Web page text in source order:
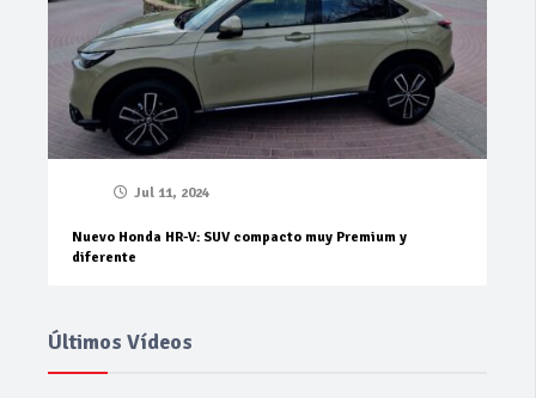
Jul 11, 2024
Nuevo Honda HR-V: SUV compacto muy Premium y
diferente
Últimos Vídeos